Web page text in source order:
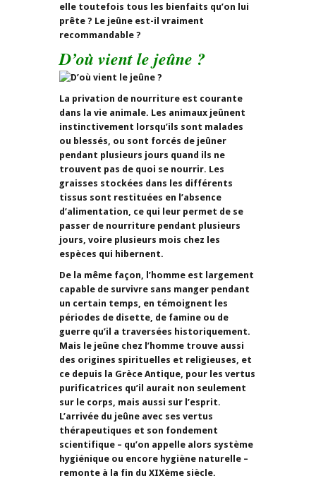
elle toutefois tous les bienfaits qu’on lui
prête ? Le jeûne est-il vraiment
recommandable ?
D’où vient le jeûne ?
La privation de nourriture est courante
dans la vie animale. Les animaux jeûnent
instinctivement lorsqu’ils sont malades
ou blessés, ou sont forcés de jeûner
pendant plusieurs jours quand ils ne
trouvent pas de quoi se nourrir. Les
graisses stockées dans les différents
tissus sont restituées en l’absence
d’alimentation, ce qui leur permet de se
passer de nourriture pendant plusieurs
jours, voire plusieurs mois chez les
espèces qui hibernent.
De la même façon, l’homme est largement
capable de survivre sans manger pendant
un certain temps, en témoignent les
périodes de disette, de famine ou de
guerre qu’il a traversées historiquement.
Mais le jeûne chez l’homme trouve aussi
des origines spirituelles et religieuses, et
ce depuis la Grèce Antique, pour les vertus
purificatrices qu’il aurait non seulement
sur le corps, mais aussi sur l’esprit.
L’arrivée du jeûne avec ses vertus
thérapeutiques et son fondement
scientifique – qu’on appelle alors système
hygiénique ou encore hygiène naturelle –
remonte à la fin du XIXème siècle.